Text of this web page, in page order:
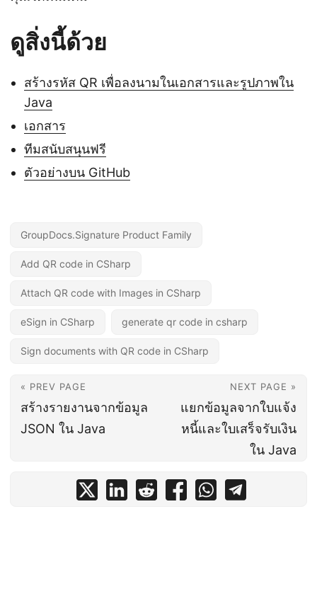
ดูสิ่งนี้ด้วย
สร้างรหัส QR เพื่อลงนามในเอกสารและรูปภาพใน
Java
เอกสาร
ทีมสนับสนุนฟรี
ตัวอย่างบน GitHub
GroupDocs.Signature Product Family
Add QR code in CSharp
Attach QR code with Images in CSharp
eSign in CSharp generate qr code in csharp
Sign documents with QR code in CSharp
« PREV PAGE
สร้างรายงานจากข้อมูล
JSON ใน Java
NEXT PAGE »
แยกข้อมูลจากใบแจ้ง
หนี้และใบเสร็จรับเงิน
ใน Java